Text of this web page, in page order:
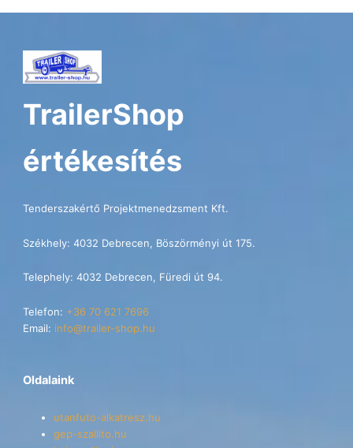
TrailerShop
értékesítés
Tenderszakértő Projektmenedzsment Kft.
Székhely: 4032 Debrecen, Böszörményi út 175.
Telephely: 4032 Debrecen, Füredi út 94.
Telefon: +36 70 621 7696
Email: info@trailer-shop.hu
Oldalaink
utanfuto-alkatresz.hu
gep-szallito.hu